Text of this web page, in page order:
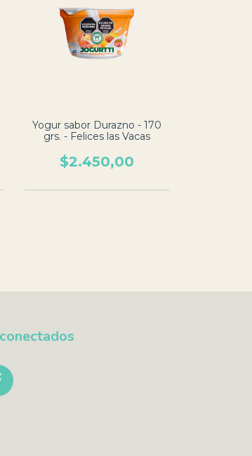
Yogur sabor Durazno - 170
grs. - Felices las Vacas
$2.450,00